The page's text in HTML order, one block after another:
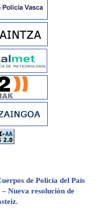
de Policía del País
Nueva resolución de